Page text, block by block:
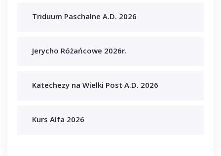
Triduum Paschalne A.D. 2026
Jerycho Różańcowe 2026r.
Katechezy na Wielki Post A.D. 2026
Kurs Alfa 2026